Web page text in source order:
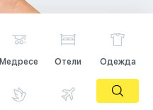
Медресе Отели Одежда